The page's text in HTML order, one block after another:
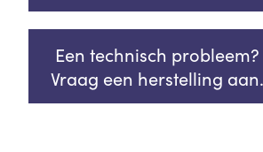
Een technisch probleem?
Vraag een herstelling aan.